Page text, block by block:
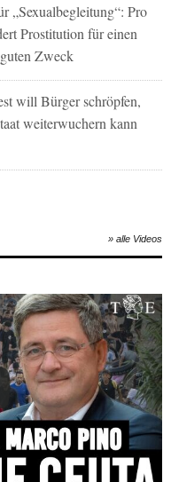
„Sexualbegleitung“: Pro
Prostitution für einen
guten Zweck
will Bürger schröpfen,
weiterwuchern kann
» alle Videos